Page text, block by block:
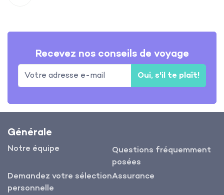
Recevez nos conseils de voyage
Oui, s'il te plaît!
Générale
Notre équipe
Questions fréquemment
posées
Demandez votre sélection
personnelle
Assurance